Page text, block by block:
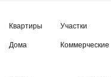
Квартиры
Дома
Участки
Коммерческие